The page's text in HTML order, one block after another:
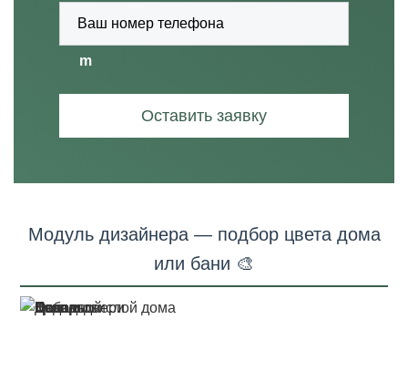
Оставить заявку
Модуль дизайнера — подбор цвета дома
или бани 🎨